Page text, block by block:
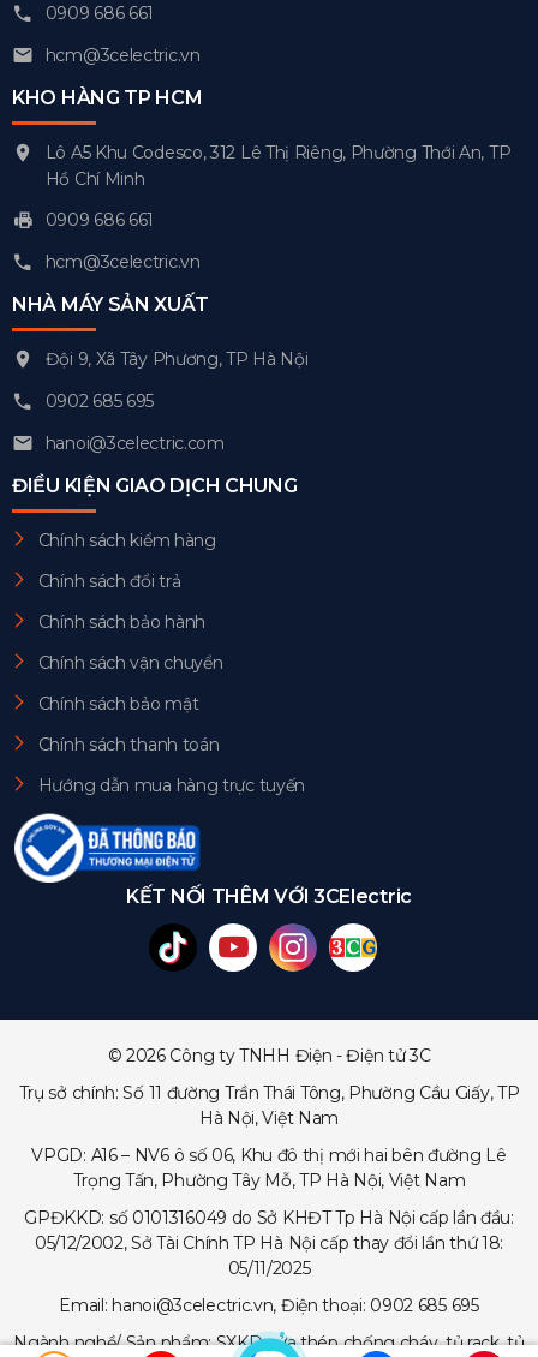
0909 686 661
hcm@3celectric.vn
KHO HÀNG TP HCM
Lô A5 Khu Codesco, 312 Lê Thị Riêng, Phường Thới An, TP
Hồ Chí Minh
0909 686 661
hcm@3celectric.vn
NHÀ MÁY SẢN XUẤT
Đội 9, Xã Tây Phương, TP Hà Nội
0902 685 695
hanoi@3celectric.com
ĐIỀU KIỆN GIAO DỊCH CHUNG
Chính sách kiểm hàng
Chính sách đổi trả
Chính sách bảo hành
Chính sách vận chuyển
Chính sách bảo mật
Chính sách thanh toán
Hướng dẫn mua hàng trực tuyến
KẾT NỐI THÊM VỚI 3CElectric
© 2026 Công ty TNHH Điện - Điện tử 3C
Trụ sở chính: Số 11 đường Trần Thái Tông, Phường Cầu Giấy, TP
Hà Nội, Việt Nam
VPGD: A16 – NV6 ô số 06, Khu đô thị mới hai bên đường Lê
Trọng Tấn, Phường Tây Mỗ, TP Hà Nội, Việt Nam
GPĐKKD: số 0101316049 do Sở KHĐT Tp Hà Nội cấp lần đầu:
05/12/2002, Sở Tài Chính TP Hà Nội cấp thay đổi lần thứ 18:
05/11/2025
Email: hanoi@3celectric.vn, Điện thoại: 0902 685 695
Ngành nghề/ Sản phẩm: SXKD cửa thép chống cháy, tủ rack, tủ